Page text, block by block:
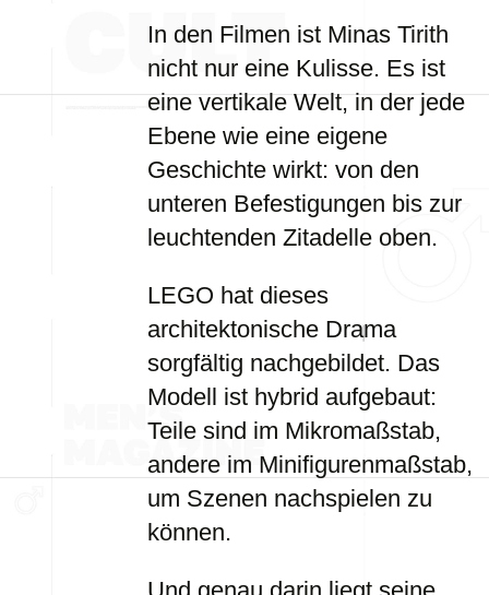
In den Filmen ist Minas Tirith
nicht nur eine Kulisse. Es ist
eine vertikale Welt, in der jede
Ebene wie eine eigene
Geschichte wirkt: von den
unteren Befestigungen bis zur
leuchtenden Zitadelle oben.
LEGO hat dieses
architektonische Drama
sorgfältig nachgebildet. Das
Modell ist hybrid aufgebaut:
Teile sind im Mikromaßstab,
andere im Minifigurenmaßstab,
um Szenen nachspielen zu
können.